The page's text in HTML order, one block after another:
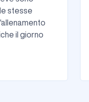
stesse
il giorno